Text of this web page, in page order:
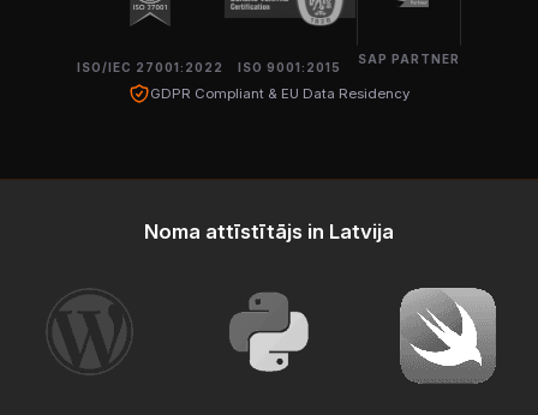
ISO/IEC 27001:2022 ISO 9001:2015
SAP PARTNER
GDPR Compliant & EU Data Residency
Noma attīstītājs in Latvija